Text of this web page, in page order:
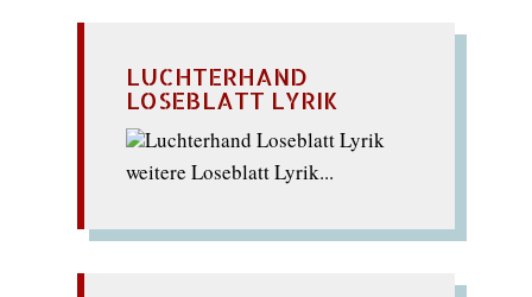
LUCHTERHAND
LOSEBLATT LYRIK
weitere Loseblatt Lyrik...